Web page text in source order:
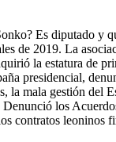
Es diputado y
de 2019. La
la estatura de
presidencial,
la mala gestión del
los
contratos leoninos